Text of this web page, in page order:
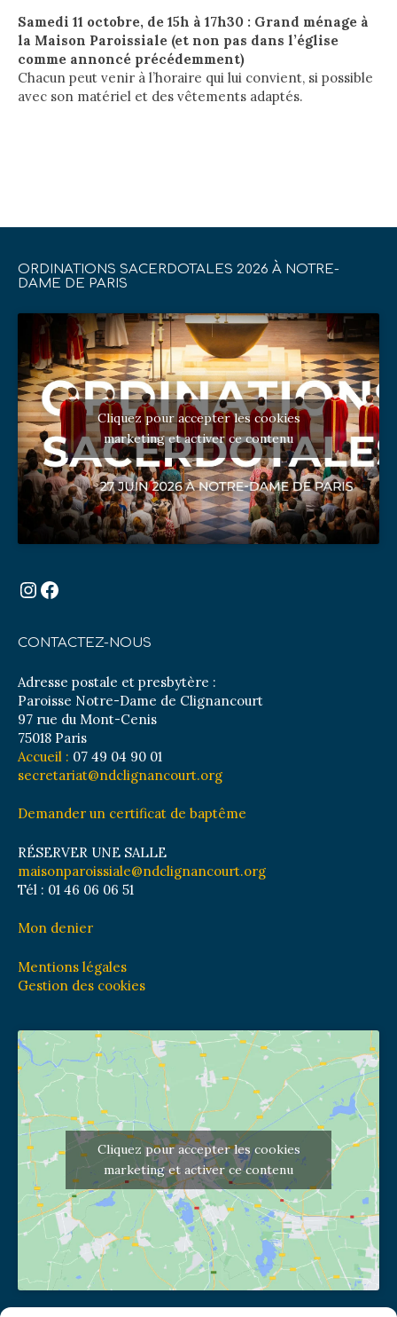
Samedi 11 octobre, de 15h à 17h30 : Grand ménage à
la Maison Paroissiale (et non pas dans l’église
comme annoncé précédemment)
Chacun peut venir à l’horaire qui lui convient, si possible
avec son matériel et des vêtements adaptés.
ORDINATIONS SACERDOTALES 2026 À NOTRE-
DAME DE PARIS
Cliquez pour accepter les cookies
marketing et activer ce contenu
Instagram
Facebook
CONTACTEZ-NOUS
Adresse postale et presbytère :
Paroisse Notre-Dame de Clignancourt
97 rue du Mont-Cenis
75018 Paris
Accueil : 07 49 04 90 01
secretariat@ndclignancourt.org
Demander un certificat de baptême
RÉSERVER UNE SALLE
maisonparoissiale@ndclignancourt.org
Tél : 01 46 06 06 51
Mon denier
Mentions légales
Gestion des cookies
Cliquez pour accepter les cookies
marketing et activer ce contenu